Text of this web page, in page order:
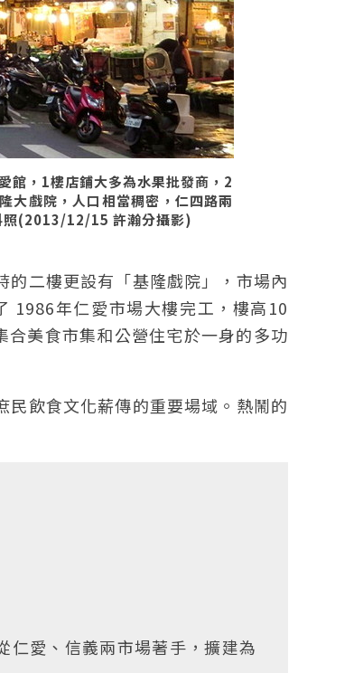
館，1樓店鋪大多為水果批發商，2
大戲院，人口相當稠密，仁四路兩
照(2013/12/15 許瀚分攝影)
二樓更設有「基隆戲院」，市場內
1986年仁愛市場大樓完工，樓高10
美食市集和公營住宅於一身的多功
飲食文化薪傳的重要場域。熱鬧的
仁愛、信義兩市場著手，擴建為